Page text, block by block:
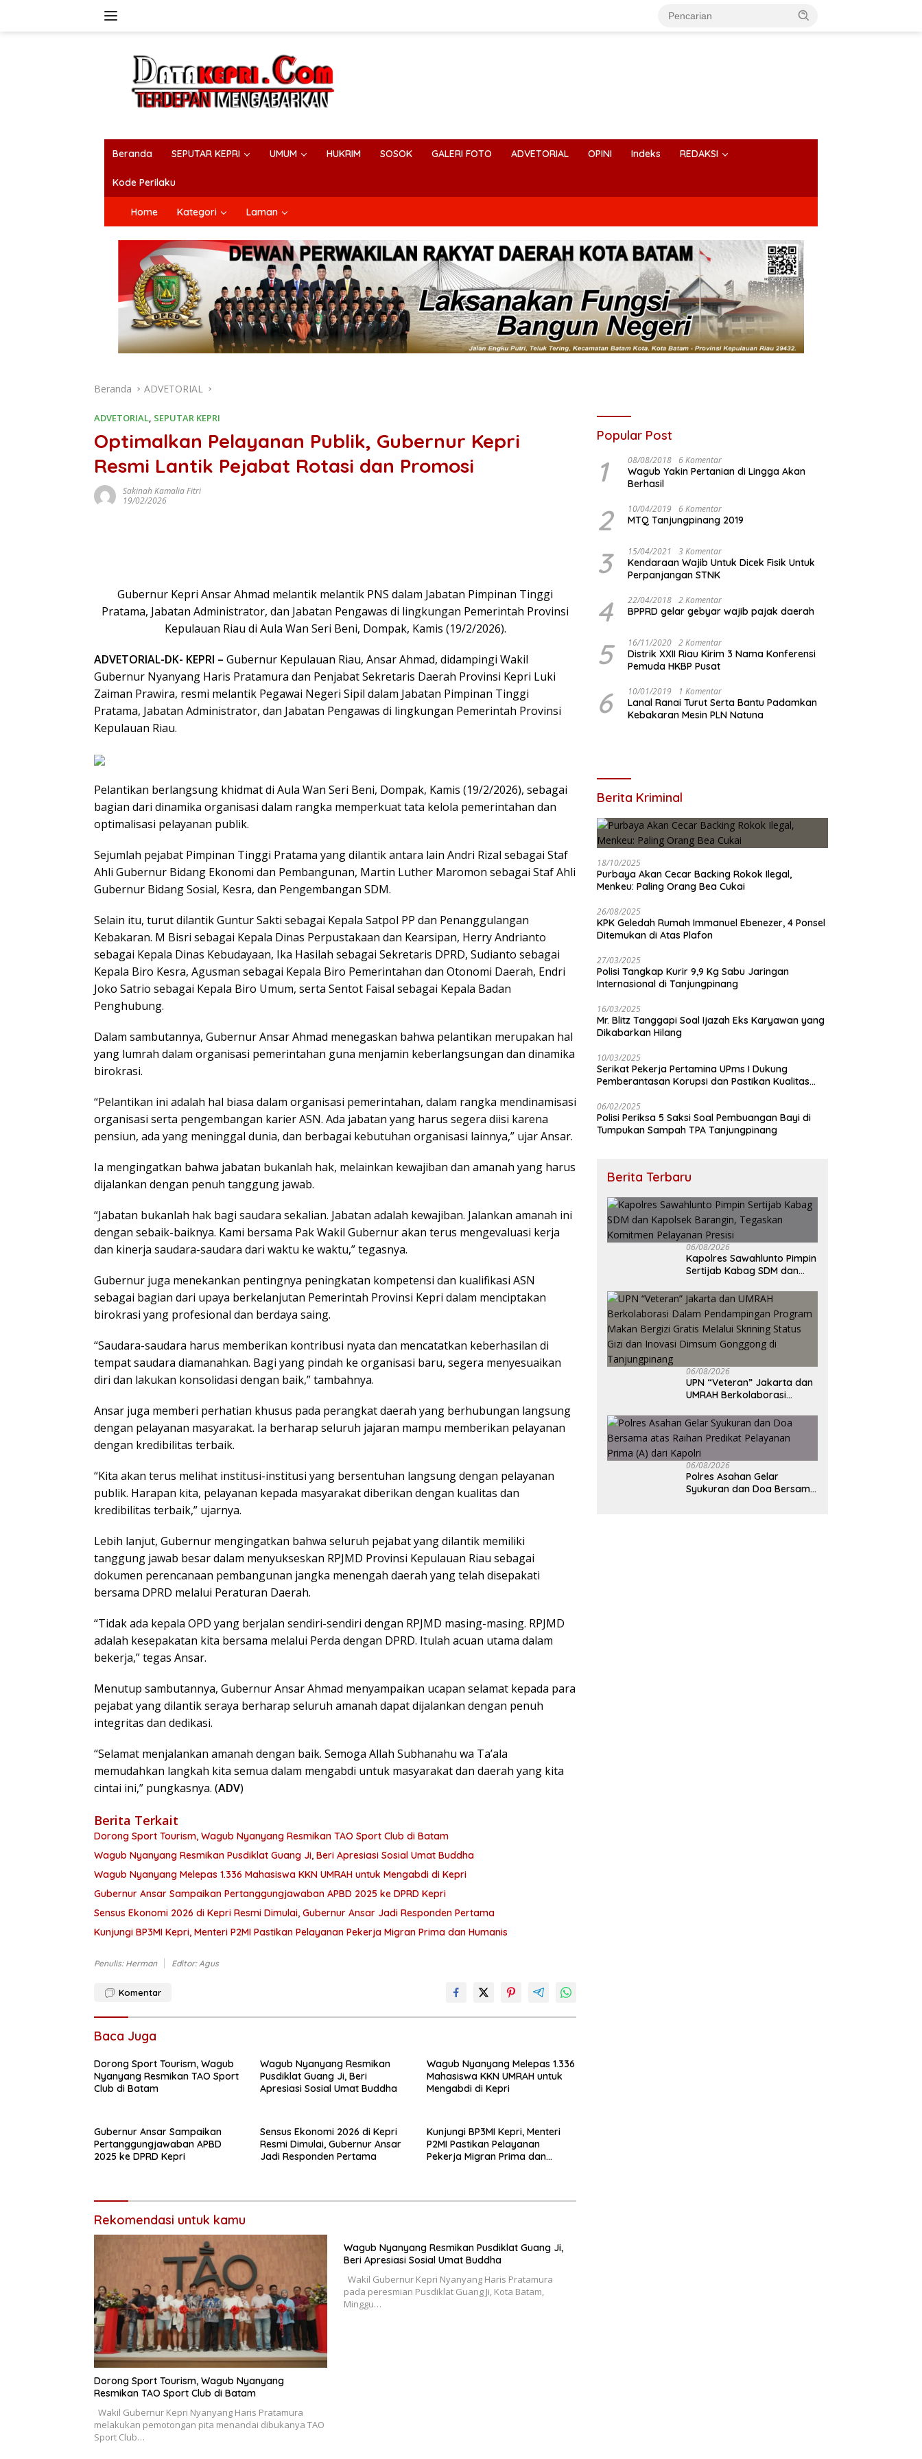
Beranda SEPUTAR KEPRI UMUM HUKRIM SOSOK GALERI FOTO ADVETORIAL OPINI Indeks REDAKSI
Kode Perilaku
Home Kategori Laman
Beranda ADVETORIAL
ADVETORIAL, SEPUTAR KEPRI
Optimalkan Pelayanan Publik, Gubernur Kepri
Resmi Lantik Pejabat Rotasi dan Promosi
Sakinah Kamalia Fitri
19/02/2026
Gubernur Kepri Ansar Ahmad melantik melantik PNS dalam Jabatan Pimpinan Tinggi
Pratama, Jabatan Administrator, dan Jabatan Pengawas di lingkungan Pemerintah Provinsi
Kepulauan Riau di Aula Wan Seri Beni, Dompak, Kamis (19/2/2026).
ADVETORIAL-DK- KEPRI – Gubernur Kepulauan Riau, Ansar Ahmad, didampingi Wakil
Gubernur Nyanyang Haris Pratamura dan Penjabat Sekretaris Daerah Provinsi Kepri Luki
Zaiman Prawira, resmi melantik Pegawai Negeri Sipil dalam Jabatan Pimpinan Tinggi
Pratama, Jabatan Administrator, dan Jabatan Pengawas di lingkungan Pemerintah Provinsi
Kepulauan Riau.
Pelantikan berlangsung khidmat di Aula Wan Seri Beni, Dompak, Kamis (19/2/2026), sebagai
bagian dari dinamika organisasi dalam rangka memperkuat tata kelola pemerintahan dan
optimalisasi pelayanan publik.
Sejumlah pejabat Pimpinan Tinggi Pratama yang dilantik antara lain Andri Rizal sebagai Staf
Ahli Gubernur Bidang Ekonomi dan Pembangunan, Martin Luther Maromon sebagai Staf Ahli
Gubernur Bidang Sosial, Kesra, dan Pengembangan SDM.
Selain itu, turut dilantik Guntur Sakti sebagai Kepala Satpol PP dan Penanggulangan
Kebakaran. M Bisri sebagai Kepala Dinas Perpustakaan dan Kearsipan, Herry Andrianto
sebagai Kepala Dinas Kebudayaan, Ika Hasilah sebagai Sekretaris DPRD, Sudianto sebagai
Kepala Biro Kesra, Agusman sebagai Kepala Biro Pemerintahan dan Otonomi Daerah, Endri
Joko Satrio sebagai Kepala Biro Umum, serta Sentot Faisal sebagai Kepala Badan
Penghubung.
Dalam sambutannya, Gubernur Ansar Ahmad menegaskan bahwa pelantikan merupakan hal
yang lumrah dalam organisasi pemerintahan guna menjamin keberlangsungan dan dinamika
birokrasi.
“Pelantikan ini adalah hal biasa dalam organisasi pemerintahan, dalam rangka mendinamisasi
organisasi serta pengembangan karier ASN. Ada jabatan yang harus segera diisi karena
pensiun, ada yang meninggal dunia, dan berbagai kebutuhan organisasi lainnya,” ujar Ansar.
Ia mengingatkan bahwa jabatan bukanlah hak, melainkan kewajiban dan amanah yang harus
dijalankan dengan penuh tanggung jawab.
“Jabatan bukanlah hak bagi saudara sekalian. Jabatan adalah kewajiban. Jalankan amanah ini
dengan sebaik-baiknya. Kami bersama Pak Wakil Gubernur akan terus mengevaluasi kerja
dan kinerja saudara-saudara dari waktu ke waktu,” tegasnya.
Gubernur juga menekankan pentingnya peningkatan kompetensi dan kualifikasi ASN
sebagai bagian dari upaya berkelanjutan Pemerintah Provinsi Kepri dalam menciptakan
birokrasi yang profesional dan berdaya saing.
“Saudara-saudara harus memberikan kontribusi nyata dan mencatatkan keberhasilan di
tempat saudara diamanahkan. Bagi yang pindah ke organisasi baru, segera menyesuaikan
diri dan lakukan konsolidasi dengan baik,” tambahnya.
Ansar juga memberi perhatian khusus pada perangkat daerah yang berhubungan langsung
dengan pelayanan masyarakat. Ia berharap seluruh jajaran mampu memberikan pelayanan
dengan kredibilitas terbaik.
“Kita akan terus melihat institusi-institusi yang bersentuhan langsung dengan pelayanan
publik. Harapan kita, pelayanan kepada masyarakat diberikan dengan kualitas dan
kredibilitas terbaik,” ujarnya.
Lebih lanjut, Gubernur mengingatkan bahwa seluruh pejabat yang dilantik memiliki
tanggung jawab besar dalam menyukseskan RPJMD Provinsi Kepulauan Riau sebagai
dokumen perencanaan pembangunan jangka menengah daerah yang telah disepakati
bersama DPRD melalui Peraturan Daerah.
“Tidak ada kepala OPD yang berjalan sendiri-sendiri dengan RPJMD masing-masing. RPJMD
adalah kesepakatan kita bersama melalui Perda dengan DPRD. Itulah acuan utama dalam
bekerja,” tegas Ansar.
Menutup sambutannya, Gubernur Ansar Ahmad menyampaikan ucapan selamat kepada para
pejabat yang dilantik seraya berharap seluruh amanah dapat dijalankan dengan penuh
integritas dan dedikasi.
“Selamat menjalankan amanah dengan baik. Semoga Allah Subhanahu wa Ta’ala
memudahkan langkah kita semua dalam mengabdi untuk masyarakat dan daerah yang kita
cintai ini,” pungkasnya. (ADV)
Berita Terkait
Dorong Sport Tourism, Wagub Nyanyang Resmikan TAO Sport Club di Batam
Wagub Nyanyang Resmikan Pusdiklat Guang Ji, Beri Apresiasi Sosial Umat Buddha
Wagub Nyanyang Melepas 1.336 Mahasiswa KKN UMRAH untuk Mengabdi di Kepri
Gubernur Ansar Sampaikan Pertanggungjawaban APBD 2025 ke DPRD Kepri
Sensus Ekonomi 2026 di Kepri Resmi Dimulai, Gubernur Ansar Jadi Responden Pertama
Kunjungi BP3MI Kepri, Menteri P2MI Pastikan Pelayanan Pekerja Migran Prima dan Humanis
Penulis: Herman Editor: Agus
Komentar
Baca Juga
Dorong Sport Tourism, Wagub
Nyanyang Resmikan TAO Sport
Club di Batam
Wagub Nyanyang Resmikan
Pusdiklat Guang Ji, Beri
Apresiasi Sosial Umat Buddha
Wagub Nyanyang Melepas 1.336
Mahasiswa KKN UMRAH untuk
Mengabdi di Kepri
Gubernur Ansar Sampaikan
Pertanggungjawaban APBD
2025 ke DPRD Kepri
Sensus Ekonomi 2026 di Kepri
Resmi Dimulai, Gubernur Ansar
Jadi Responden Pertama
Kunjungi BP3MI Kepri, Menteri
P2MI Pastikan Pelayanan
Pekerja Migran Prima dan
Rekomendasi untuk kamu
Dorong Sport Tourism, Wagub Nyanyang
Resmikan TAO Sport Club di Batam
Wakil Gubernur Kepri Nyanyang Haris Pratamura
melakukan pemotongan pita menandai dibukanya TAO
Sport Club…
Wagub Nyanyang Resmikan Pusdiklat Guang Ji,
Beri Apresiasi Sosial Umat Buddha
Wakil Gubernur Kepri Nyanyang Haris Pratamura
pada peresmian Pusdiklat Guang Ji, Kota Batam,
Minggu…
Popular Post
1 08/08/2018 6 Komentar
Wagub Yakin Pertanian di Lingga Akan
Berhasil
2 10/04/2019 6 Komentar
MTQ Tanjungpinang 2019
3 15/04/2021 3 Komentar
Kendaraan Wajib Untuk Dicek Fisik Untuk
Perpanjangan STNK
4 22/04/2018 2 Komentar
BPPRD gelar gebyar wajib pajak daerah
5 16/11/2020 2 Komentar
Distrik XXII Riau Kirim 3 Nama Konferensi
Pemuda HKBP Pusat
6 10/01/2019 1 Komentar
Lanal Ranai Turut Serta Bantu Padamkan
Kebakaran Mesin PLN Natuna
Berita Kriminal
18/10/2025
Purbaya Akan Cecar Backing Rokok Ilegal,
Menkeu: Paling Orang Bea Cukai
26/08/2025
KPK Geledah Rumah Immanuel Ebenezer, 4 Ponsel
Ditemukan di Atas Plafon
27/03/2025
Polisi Tangkap Kurir 9,9 Kg Sabu Jaringan
Internasional di Tanjungpinang
16/03/2025
Mr. Blitz Tanggapi Soal Ijazah Eks Karyawan yang
Dikabarkan Hilang
10/03/2025
Serikat Pekerja Pertamina UPms I Dukung
Pemberantasan Korupsi dan Pastikan Kualitas
06/02/2025
Polisi Periksa 5 Saksi Soal Pembuangan Bayi di
Tumpukan Sampah TPA Tanjungpinang
Berita Terbaru
06/08/2026
Kapolres Sawahlunto Pimpin
Sertijab Kabag SDM dan
Tegaskan Komitmen
Pelayanan Presisi
06/08/2026
UPN “Veteran” Jakarta dan
UMRAH Berkolaborasi
Program Makan Bergizi
Gratis Melalui Skrining
Status Gizi dan Inovasi
Dimsum Gonggong di
Tanjungpinang
06/08/2026
Polres Asahan Gelar
Syukuran dan Doa Bersama